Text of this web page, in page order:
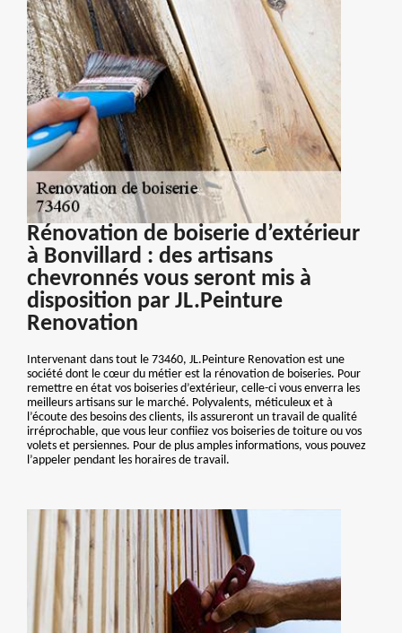
Rénovation de boiserie d’extérieur
à Bonvillard : des artisans
chevronnés vous seront mis à
disposition par JL.Peinture
Renovation
Intervenant dans tout le 73460, JL.Peinture Renovation est une
société dont le cœur du métier est la rénovation de boiseries. Pour
remettre en état vos boiseries d’extérieur, celle-ci vous enverra les
meilleurs artisans sur le marché. Polyvalents, méticuleux et à
l’écoute des besoins des clients, ils assureront un travail de qualité
irréprochable, que vous leur confiiez vos boiseries de toiture ou vos
volets et persiennes. Pour de plus amples informations, vous pouvez
l’appeler pendant les horaires de travail.